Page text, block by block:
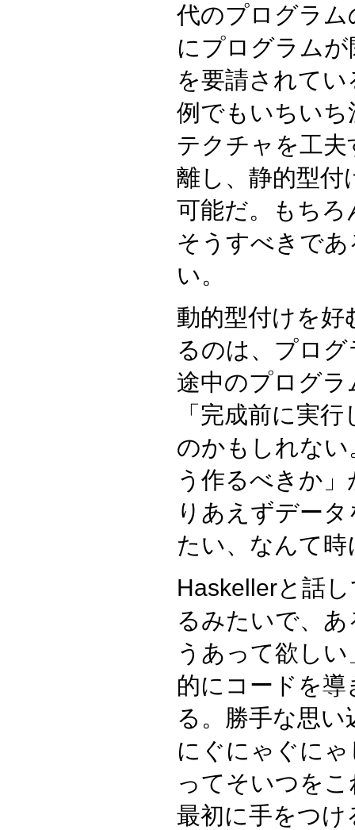
代のプログラム
にプログラム
を要請されて
例でもいちい
テクチャを工
離し、静的型付
可能だ。もち
そうすべきで
い。
動的型付けを
るのは、プロ
途中のプログ
「完成前に実
のかもしれな
う作るべきか
りあえずデー
たい、なんて時
Haskellerと話
るみたいで、
うあって欲し
的にコードを
る。勝手な思
にぐにゃぐに
ってそいつを
最初に手をつけ